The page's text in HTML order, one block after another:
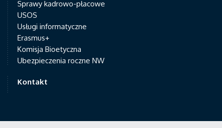
Sprawy kadrowo-płacowe
USOS
Usługi informatyczne
Erasmus+
Komisja Bioetyczna
Ubezpieczenia roczne NW
Kontakt